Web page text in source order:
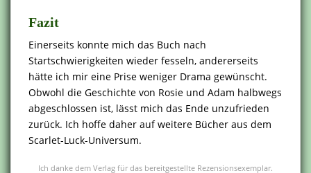
Fazit
Einerseits konnte mich das Buch nach
Startschwierigkeiten wieder fesseln, andererseits
hätte ich mir eine Prise weniger Drama gewünscht.
Obwohl die Geschichte von Rosie und Adam halbwegs
abgeschlossen ist, lässt mich das Ende unzufrieden
zurück. Ich hoffe daher auf weitere Bücher aus dem
Scarlet-Luck-Universum.
Ich danke dem Verlag für das bereitgestellte Rezensionsexemplar.